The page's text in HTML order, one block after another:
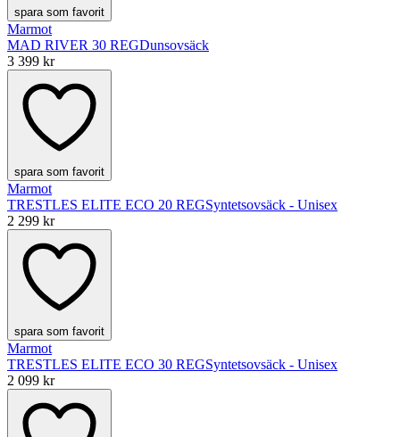
spara som favorit
Marmot
MAD RIVER 30 REGDunsovsäck
3 399 kr
spara som favorit
Marmot
TRESTLES ELITE ECO 20 REGSyntetsovsäck - Unisex
2 299 kr
spara som favorit
Marmot
TRESTLES ELITE ECO 30 REGSyntetsovsäck - Unisex
2 099 kr